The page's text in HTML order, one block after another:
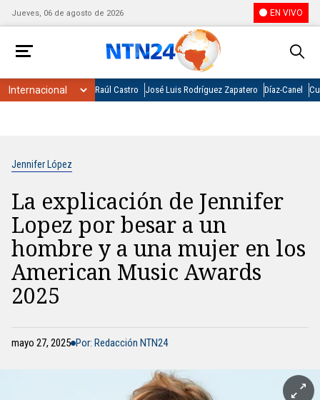
Jueves, 06 de agosto de 2026 EN VIVO
Raúl Castro José Luis Rodríguez Zapatero Díaz-Canel
Jennifer López
La explicación de Jennifer
Lopez por besar a un
hombre y a una mujer en los
American Music Awards
2025
mayo 27, 2025 Por: Redacción NTN24